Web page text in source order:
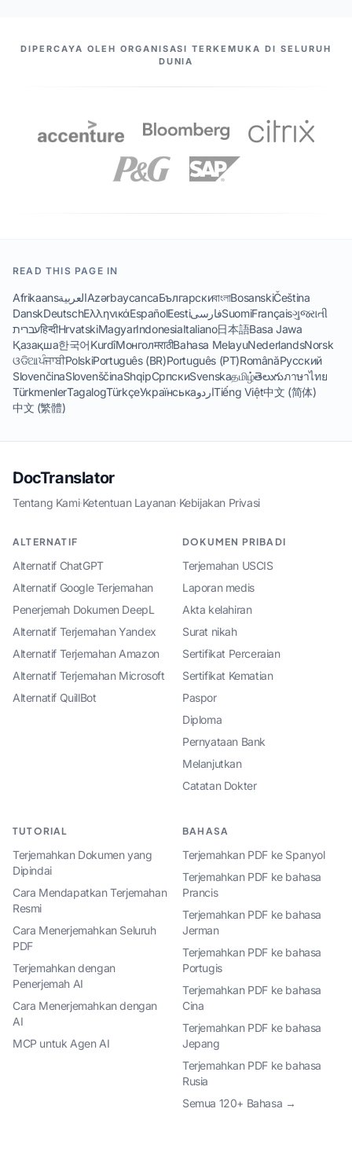
MITRA KAMI
DIPERCAYA OLEH ORGANISASI TERKEMUKA DI SELURUH
DUNIA
READ THIS PAGE IN
AfrikaansالعربيةAzərbaycancaБългарскиবাংলাBosanskiČeština
DanskDeutschΕλληνικάEspañolEestiفارسیSuomiFrançaisગુજરાતી
עבריתहिन्दीHrvatskiMagyarIndonesiaItaliano日本語Basa Jawa
Қазақша한국어KurdîМонголमराठीBahasa MelayuNederlandsNorsk
ଓଡିଆਪੰਜਾਬੀPolskiPortuguês (BR)Português (PT)RomânăРусский
SlovenčinaSlovenščinaShqipСрпскиSvenskaதமிழ்తెలుగుภาษาไทย
TürkmenlerTagalogTürkçeУкраїнськаاردوTiếng Việt中文 (简体)
中文 (繁體)
DocTranslator
Tentang Kami·Ketentuan Layanan·Kebijakan Privasi
ALTERNATIF
Alternatif ChatGPT
Alternatif Google Terjemahan
Penerjemah Dokumen DeepL
Alternatif Terjemahan Yandex
Alternatif Terjemahan Amazon
Alternatif Terjemahan Microsoft
Alternatif QuillBot
DOKUMEN PRIBADI
Terjemahan USCIS
Laporan medis
Akta kelahiran
Surat nikah
Sertifikat Perceraian
Sertifikat Kematian
Paspor
Diploma
Pernyataan Bank
Melanjutkan
Catatan Dokter
TUTORIAL
Terjemahkan Dokumen yang
Dipindai
Cara Mendapatkan Terjemahan
Resmi
Cara Menerjemahkan Seluruh
PDF
Terjemahkan dengan
Penerjemah AI
Cara Menerjemahkan dengan
AI
MCP untuk Agen AI
BAHASA
Terjemahkan PDF ke Spanyol
Terjemahkan PDF ke bahasa
Prancis
Terjemahkan PDF ke bahasa
Jerman
Terjemahkan PDF ke bahasa
Portugis
Terjemahkan PDF ke bahasa
Cina
Terjemahkan PDF ke bahasa
Jepang
Terjemahkan PDF ke bahasa
Rusia
Semua 120+ Bahasa →